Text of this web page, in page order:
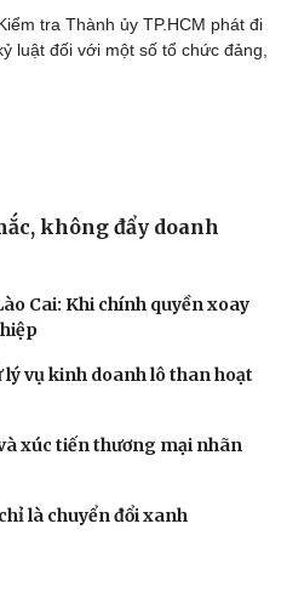
tra Thành ủy TP.HCM phát đi
luật đối với một số tổ chức đảng,
không đẩy doanh
Cai: Khi chính quyền xoay
vụ kinh doanh lô than hoạt
xúc tiến thương mại nhãn
là chuyển đổi xanh